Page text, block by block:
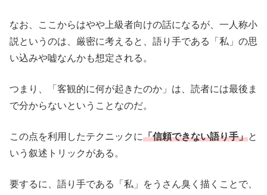
なお、ここからはやや上級者向けの話になるが、一人称小
説というのは、厳密に考えると、語り手である「私」の思
い込みや嘘なんかも想定される。
つまり、「客観的に何が起きたのか」は、読者には最後ま
で分からないということなのだ。
この点を利用したテクニックに「信頼できない語り手」と
いう叙述トリックがある。
要するに、語り手である「私」をうさん臭く描くことで、